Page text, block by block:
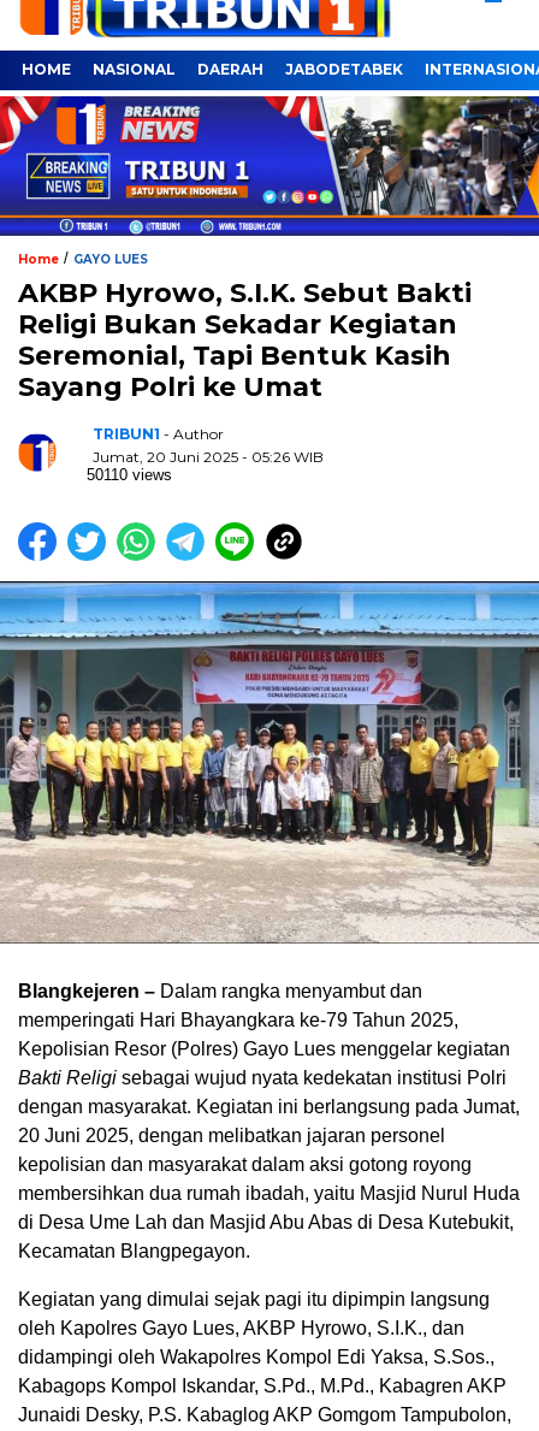
HOME NASIONAL DAERAH JABODETABEK
Home / GAYO LUES
AKBP Hyrowo, S.I.K. Sebut Bakti
Religi Bukan Sekadar Kegiatan
Seremonial, Tapi Bentuk Kasih
Sayang Polri ke Umat
TRIBUN1 - Author
Jumat, 20 Juni 2025 - 05:26 WIB
50110 views
Blangkejeren – Dalam rangka menyambut dan
memperingati Hari Bhayangkara ke-79 Tahun 2025,
Kepolisian Resor (Polres) Gayo Lues menggelar kegiatan
Bakti Religi sebagai wujud nyata kedekatan institusi Polri
dengan masyarakat. Kegiatan ini berlangsung pada Jumat,
20 Juni 2025, dengan melibatkan jajaran personel
kepolisian dan masyarakat dalam aksi gotong royong
membersihkan dua rumah ibadah, yaitu Masjid Nurul Huda
di Desa Ume Lah dan Masjid Abu Abas di Desa Kutebukit,
Kecamatan Blangpegayon.
Kegiatan yang dimulai sejak pagi itu dipimpin langsung
oleh Kapolres Gayo Lues, AKBP Hyrowo, S.I.K., dan
didampingi oleh Wakapolres Kompol Edi Yaksa, S.Sos.,
Kabagops Kompol Iskandar, S.Pd., M.Pd., Kabagren AKP
Junaidi Desky, P.S. Kabaglog AKP Gomgom Tampubolon,